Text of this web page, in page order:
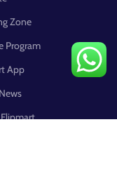
Zone
Program
App